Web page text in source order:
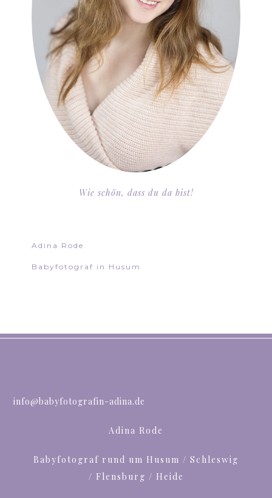
Wie schön, dass du da bist!
Adina Rode
Babyfotograf in Husum
info@babyfotografin-adina.de
Adina Rode
Babyfotograf rund um Husum / Schleswig
/ Flensburg / Heide